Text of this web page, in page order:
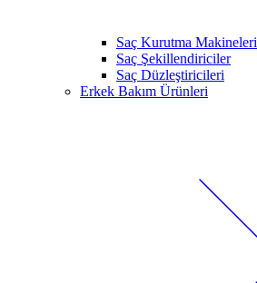
Saç Kurutma Makineleri
Saç Şekillendiriciler
Saç Düzleştiricileri
Erkek Bakım Ürünleri